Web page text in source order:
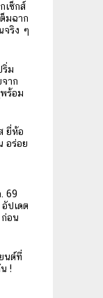
เซ็กส์
มฉาก
จริง ๆ
ม
าก
ร้อม
ยี่ห้อ
อร่อย
69
ปเดต
อน
นต์ที่
!